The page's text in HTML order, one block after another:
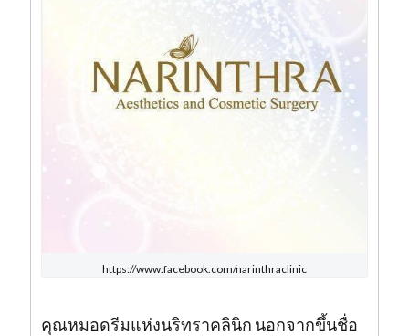
https://www.facebook.com/narinthraclinic
คุณหมอดรีมแห่งนริทราคลินิก นอกจากขึ้นชื่อ